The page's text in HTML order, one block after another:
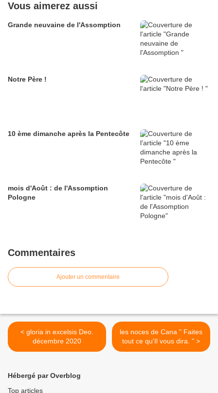
Vous aimerez aussi
Grande neuvaine de l'Assomption
Notre Père !
10 ème dimanche après la Pentecôte
mois d'Août : de l'Assomption
Pologne
Commentaires
Ajouter un commentaire
< gloria in excelsis Deo.
décembre 2020
les noces de Cana " Faites
tout ce qu'Il vous dira. " >
Hébergé par Overblog
Top articles